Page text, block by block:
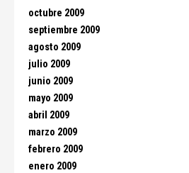
octubre 2009
septiembre 2009
agosto 2009
julio 2009
junio 2009
mayo 2009
abril 2009
marzo 2009
febrero 2009
enero 2009